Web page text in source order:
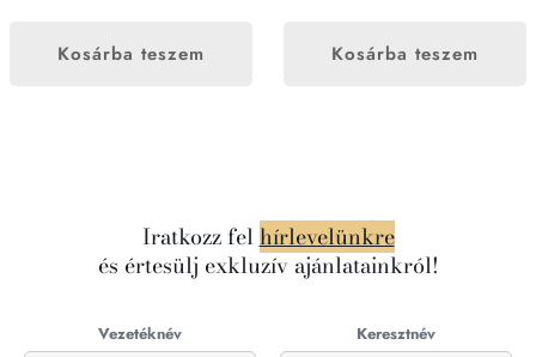
Kosárba teszem Kosárba teszem
Iratkozz felhírlevelünkre
és értesülj exkluzív ajánlatainkról!
Vezetéknév Keresztnév